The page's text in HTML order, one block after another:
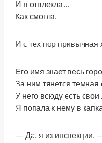
И я отвлекла…
Как смогла.
И с тех пор привычная
Его имя знает весь
За ним тянется темная
У него всюду есть свои
Я попала к нему в
— Да, я из инспекции, —